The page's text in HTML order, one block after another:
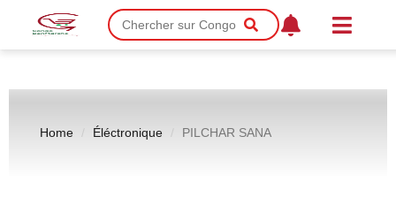
Home Éléctronique PILCHAR SANA